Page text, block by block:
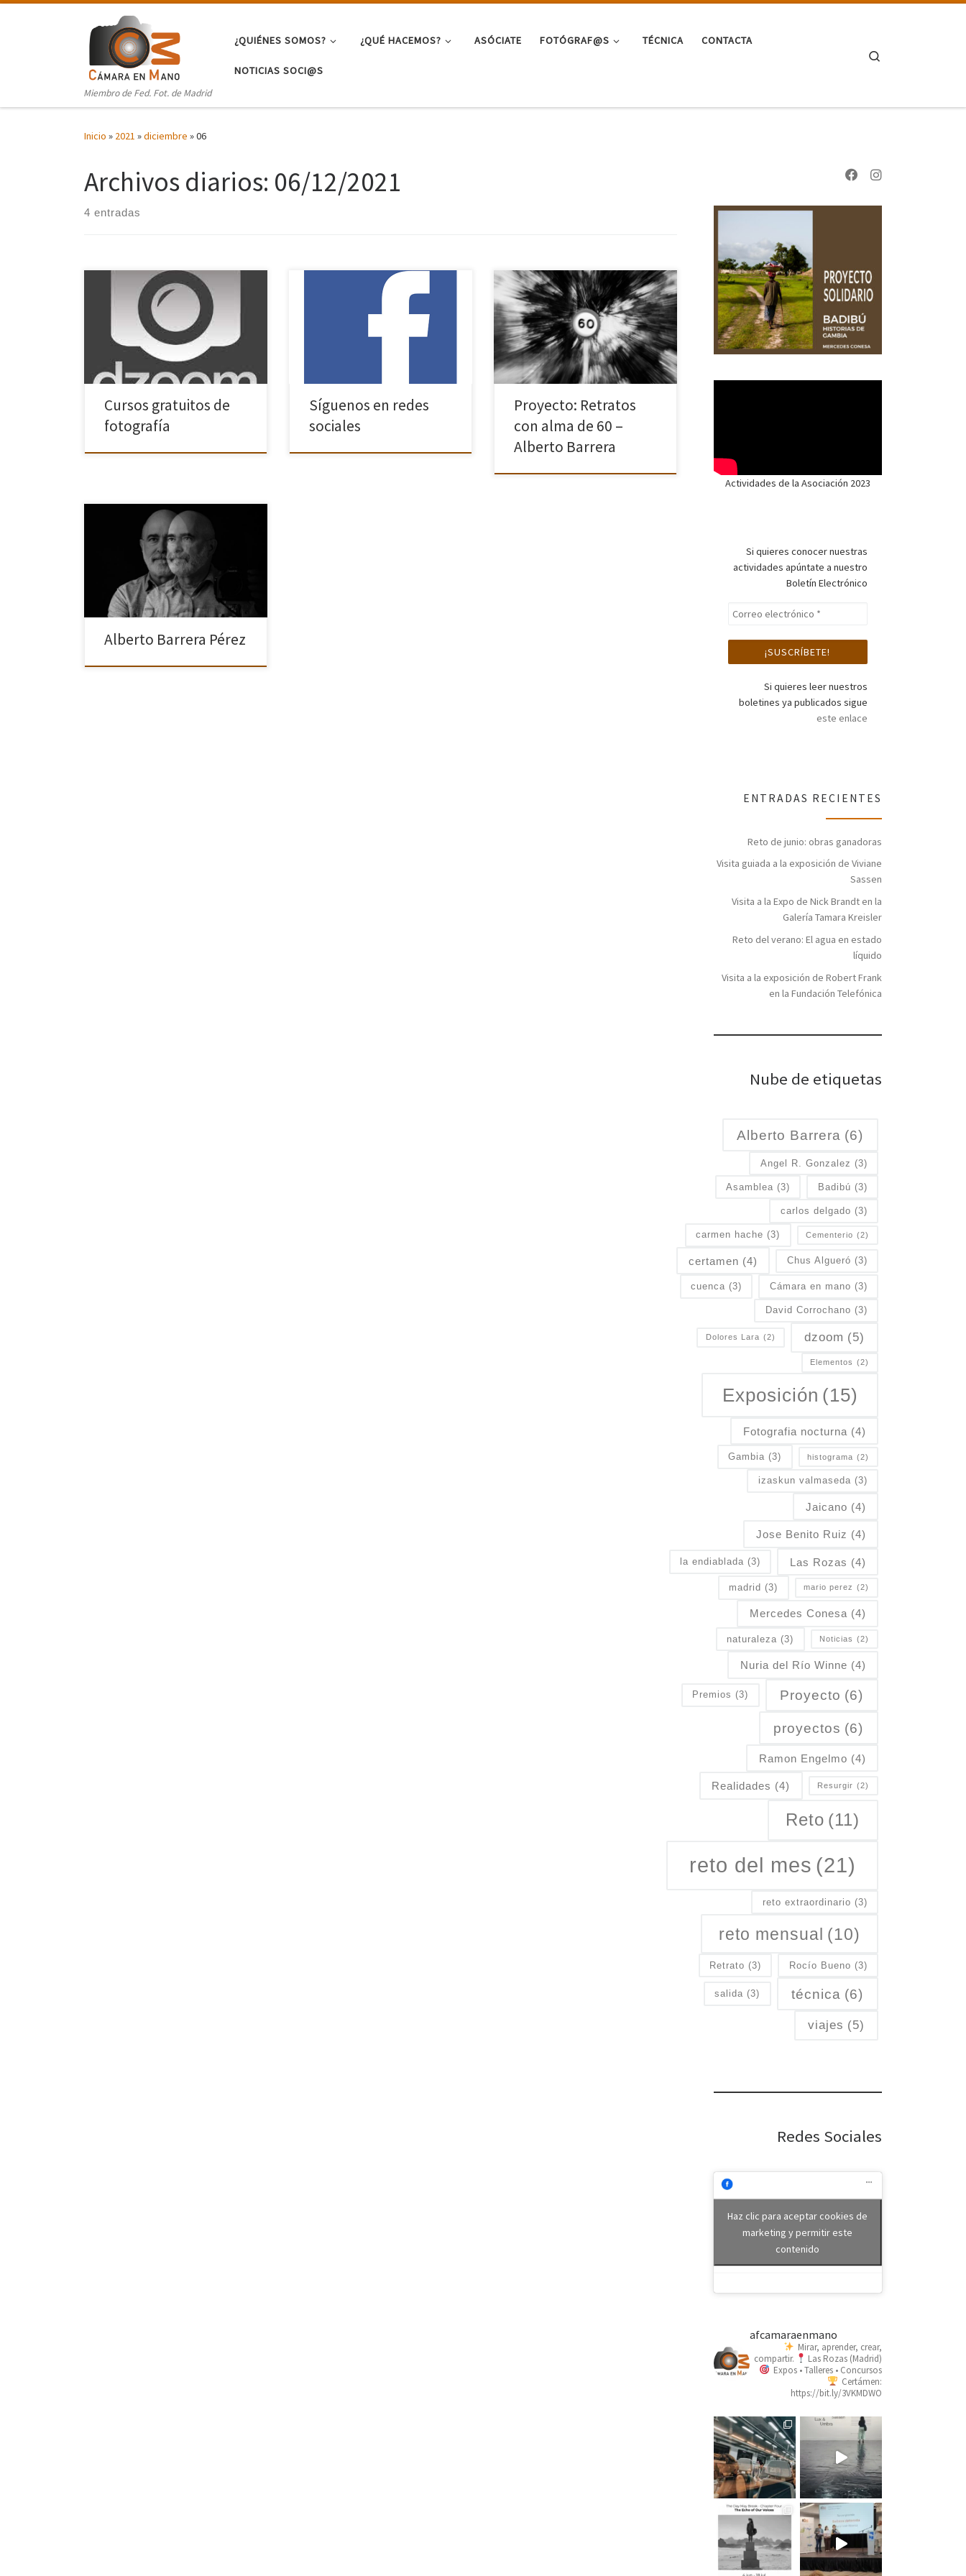
Miembro de Fed. Fot. de Madrid
¿QUIÉNES SOMOS? ¿QUÉ HACEMOS? ASÓCIATE FOTÓGRAF@S TÉCNICA CONTACTA
NOTICIAS SOCI@S
Inicio » 2021 »diciembre »06
Archivos diarios: 06/12/2021
4 entradas
La fotografía es un arte (o quizás una
ciencia) en la que nunca paras de
aprender cosas nuevas. Siempre hay
una nueva técnica o un nuevo
programa o una nueva […]
Cursos gratuitos de
fotografía
Ya tenemos redes sociales, de
tomarselo con tranquilidad. Aquí
tienes los enlaces pulsa en las
Síguenos en redes
sociales
Doy la bienvenida a los 60 años, que
pronto cumpliré, con este proyecto
fotográfico dedicado a aquellos
amigos y amigas que están en mí
mismo trance de acercarnos o haber
[…]
Proyecto: Retratos
con alma de 60 –
Alberto Barrera
El fotógrafo madrileño Alberto
Barrera Pérez, ingeniero de
Telecomunicaciones de profesión,
comenzó en la fotografía a los 15
años de la mano de su padre, un gran
aficionado que le […]
Alberto Barrera Pérez
Actividades de la Asociación 2023
Si quieres conocer nuestras
actividades apúntate a nuestro
Boletín Electrónico
Si quieres leer nuestros
boletines ya publicados sigue
este enlace
ENTRADAS RECIENTES
Reto de junio: obras ganadoras
Visita guiada a la exposición de Viviane
Sassen
Visita a la Expo de Nick Brandt en la
Galería Tamara Kreisler
Reto del verano: El agua en estado
líquido
Visita a la exposición de Robert Frank
en la Fundación Telefónica
Nube de etiquetas
Alberto Barrera (6)
Angel R. Gonzalez (3)
Asamblea (3) Badibú (3)
carlos delgado (3)
carmen hache (3) Cementerio (2)
certamen (4) Chus Algueró (3)
cuenca (3) Cámara en mano (3)
David Corrochano (3)
Dolores Lara (2) dzoom (5)
Elementos (2)
Exposición (15)
Fotografia nocturna (4)
Gambia (3) histograma (2)
izaskun valmaseda (3)
Jaicano (4)
Jose Benito Ruiz (4)
la endiablada (3) Las Rozas (4)
madrid (3) mario perez (2)
Mercedes Conesa (4)
naturaleza (3) Noticias (2)
Nuria del Río Winne (4)
Premios (3) Proyecto (6)
proyectos (6)
Ramon Engelmo (4)
Realidades (4) Resurgir (2)
Reto (11)
reto del mes (21)
reto extraordinario (3)
reto mensual (10)
Retrato (3) Rocío Bueno (3)
salida (3) técnica (6)
viajes (5)
Redes Sociales
Haz clic para aceptar cookies de
marketing y permitir este
contenido
afcamaraenmano
Mirar, aprender, crear,
compartir.
Las Rozas (Madrid)
Expos • Talleres • Concursos
Certámen:
https://bit.ly/3VKMDWO